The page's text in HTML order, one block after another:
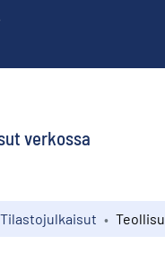
verkossa
Tilastojulkaisut